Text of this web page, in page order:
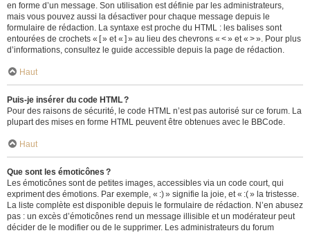
en forme d’un message. Son utilisation est définie par les administrateurs,
mais vous pouvez aussi la désactiver pour chaque message depuis le
formulaire de rédaction. La syntaxe est proche du HTML : les balises sont
entourées de crochets « [ » et « ] » au lieu des chevrons « < » et « > ». Pour plus
d’informations, consultez le guide accessible depuis la page de rédaction.
Haut
Puis-je insérer du code HTML ?
Pour des raisons de sécurité, le code HTML n’est pas autorisé sur ce forum. La
plupart des mises en forme HTML peuvent être obtenues avec le BBCode.
Haut
Que sont les émoticônes ?
Les émoticônes sont de petites images, accessibles via un code court, qui
expriment des émotions. Par exemple, « :) » signifie la joie, et « :( » la tristesse.
La liste complète est disponible depuis le formulaire de rédaction. N’en abusez
pas : un excès d’émoticônes rend un message illisible et un modérateur peut
décider de le modifier ou de le supprimer. Les administrateurs du forum